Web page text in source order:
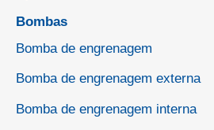
Bombas
Bomba de engrenagem
Bomba de engrenagem externa
Bomba de engrenagem interna